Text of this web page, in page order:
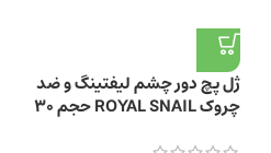
ژل پچ دور چشم لیفتینگ و ضد
چروک ROYAL SNAIL حجم ۳۰